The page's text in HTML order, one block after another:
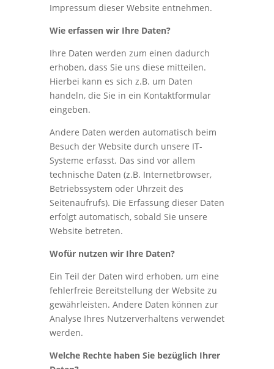
Impressum dieser Website entnehmen.
Wie erfassen wir Ihre Daten?
Ihre Daten werden zum einen dadurch
erhoben, dass Sie uns diese mitteilen.
Hierbei kann es sich z.B. um Daten
handeln, die Sie in ein Kontaktformular
eingeben.
Andere Daten werden automatisch beim
Besuch der Website durch unsere IT-
Systeme erfasst. Das sind vor allem
technische Daten (z.B. Internetbrowser,
Betriebssystem oder Uhrzeit des
Seitenaufrufs). Die Erfassung dieser Daten
erfolgt automatisch, sobald Sie unsere
Website betreten.
Wofür nutzen wir Ihre Daten?
Ein Teil der Daten wird erhoben, um eine
fehlerfreie Bereitstellung der Website zu
gewährleisten. Andere Daten können zur
Analyse Ihres Nutzerverhaltens verwendet
werden.
Welche Rechte haben Sie bezüglich Ihrer